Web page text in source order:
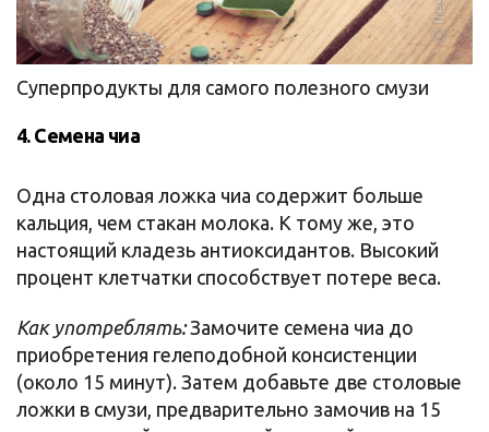
Суперпродукты для самого полезного смузи
4. Семена чиа
Одна столовая ложка чиа содержит больше
кальция, чем стакан молока. К тому же, это
настоящий кладезь антиоксидантов. Высокий
процент клетчатки способствует потере веса.
Как употреблять:Замочите семена чиа до
приобретения гелеподобной консистенции
(около 15 минут). Затем добавьте две столовые
ложки в смузи, предварительно замочив на 15